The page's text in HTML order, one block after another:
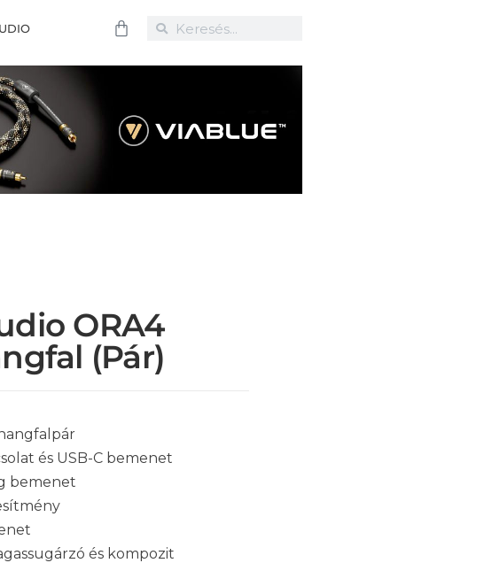
ORA4
(pár)
és USB-C bemenet
bemenet
és kompozit